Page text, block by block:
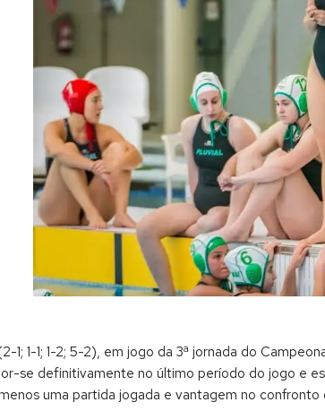
1-1; 1-2; 5-2), em jogo da 3ª jornada do
se definitivamente no último período do jogo e
uma partida jogada e vantagem no confronto